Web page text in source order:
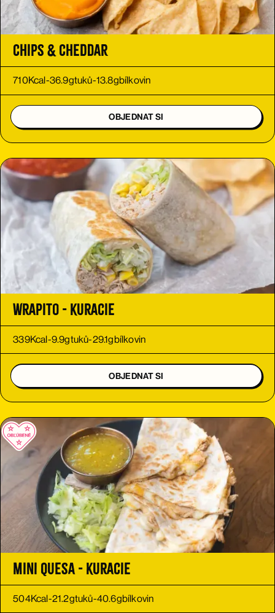
Chips & Cheddar
710Kcal-36.9gtuků-13.8gbílkovin
OBJEDNAT SI
Wrapito - kuracie
339Kcal-9.9gtuků-29.1gbílkovin
OBJEDNAT SI
Mini Quesa - kuracie
504Kcal-21.2gtuků-40.6gbílkovin